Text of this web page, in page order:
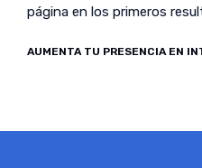
página en los primeros
AUMENTA TU PRESENCIA EN